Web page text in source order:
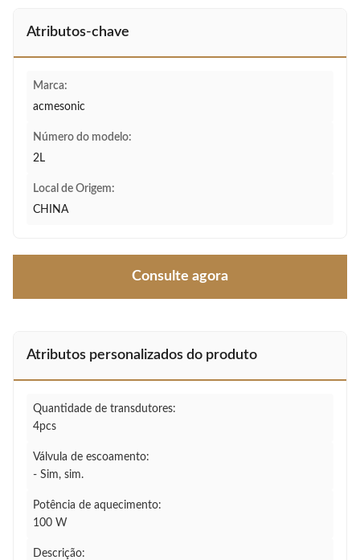
Atributos-chave
Marca:
acmesonic
Número do modelo:
2L
Local de Origem:
CHINA
Consulte agora
Atributos personalizados do produto
Quantidade de transdutores:
4pcs
Válvula de escoamento:
- Sim, sim.
Potência de aquecimento:
100 W
Descrição: